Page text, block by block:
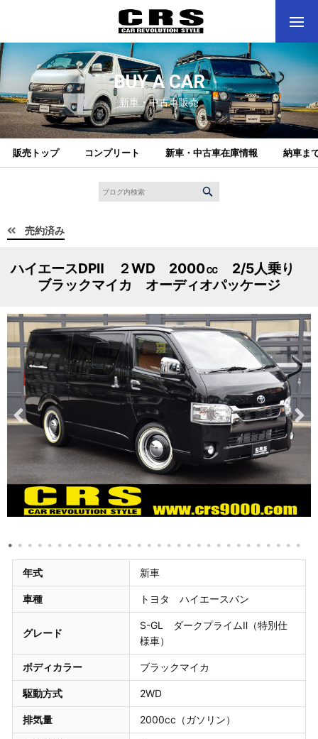
BUY A CAR
新車・中古車販売
販売トップ コンプリート 新車・中古車在庫情報 納車ま
売約済み
ハイエースDPⅡ ２WD 2000㏄ 2/5人乗り
ブラックマイカ オーディオパッケージ
年式 新車
車種 トヨタ ハイエースバン
グレード
S-GL ダークプライムⅡ（特別仕
様車）
ボディカラー ブラックマイカ
駆動方式 2WD
排気量 2000cc（ガソリン）